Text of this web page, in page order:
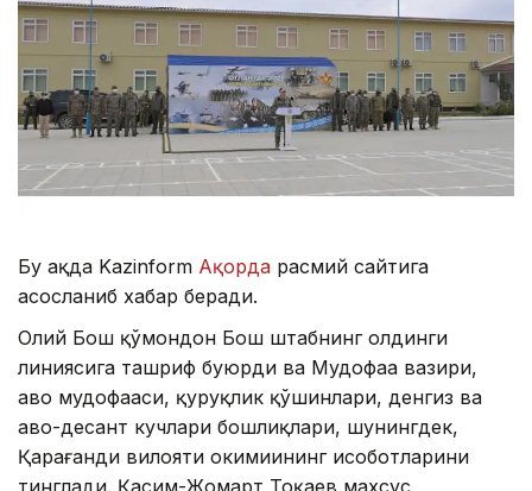
Бу ҳақда Kazinform Ақорда расмий сайтига
асосланиб хабар беради.
Олий Бош қўмондон Бош штабнинг олдинги
линиясига ташриф буюрди ва Мудофаа вазири,
ҳаво мудофааси, қуруқлик қўшинлари, денгиз ва
ҳаво-десант кучлари бошлиқлари, шунингдек,
Қарағанди вилояти ҳокимиининг ҳисоботларини